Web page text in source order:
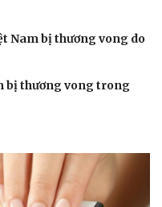
Nam bị thương vong do
bị thương vong trong